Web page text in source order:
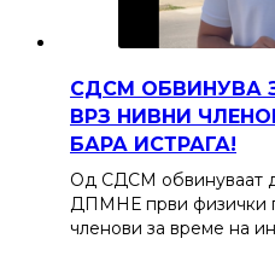
СДСМ ОБВИНУВА
ВРЗ НИВНИ
БАРА ИСТРАГА!
Од СДСМ обвинуваат
ДПМНЕ први физички
членови за време на